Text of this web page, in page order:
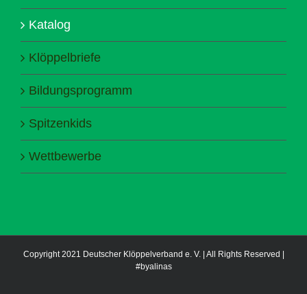
Katalog
Klöppelbriefe
Bildungsprogramm
Spitzenkids
Wettbewerbe
Copyright 2021 Deutscher Klöppelverband e. V. | All Rights Reserved |
#byalinas